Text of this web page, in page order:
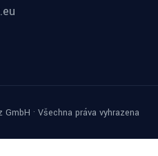
· Všechna práva vyhrazena